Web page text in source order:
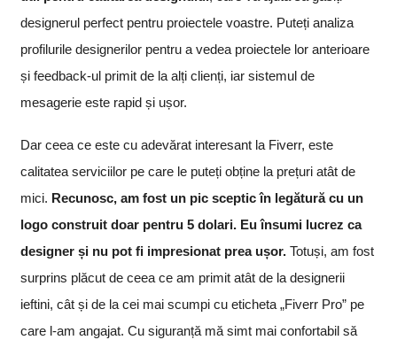
designerul perfect pentru proiectele voastre. Puteți analiza
profilurile designerilor pentru a vedea proiectele lor anterioare
și feedback-ul primit de la alți clienți, iar sistemul de
mesagerie este rapid și ușor.
Dar ceea ce este cu adevărat interesant la Fiverr, este
calitatea serviciilor pe care le puteți obține la prețuri atât de
mici. Recunosc, am fost un pic sceptic în legătură cu un
logo construit doar pentru 5 dolari. Eu însumi lucrez ca
designer și nu pot fi impresionat prea ușor. Totuși, am fost
surprins plăcut de ceea ce am primit atât de la designerii
ieftini, cât și de la cei mai scumpi cu eticheta „Fiverr Pro” pe
care l-am angajat. Cu siguranță mă simt mai confortabil să